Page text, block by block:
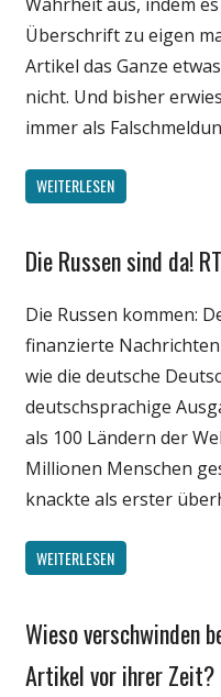
Überschrift zu eigen
Artikel das Ganze
nicht. Und bisher
immer als
WEITERLESEN
Gesellschaft
Medien
Politik
Webfundstück
Wirtschaft
Die Russen sind da!
Die Russen kommen:
finanzierte
wie die deutsche
deutschsprachige
als 100 Ländern der
Millionen Menschen
knackte als erster
WEITERLESEN
Gesellschaft
Internet
Wieso verschwinden
Artikel vor ihrer Zeit?